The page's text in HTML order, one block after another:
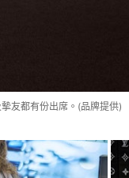
友都有份出席。(品牌提供)